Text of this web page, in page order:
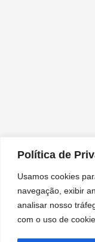
Política de
Usamos cookies
navegação, exibir
analisar nosso
com o uso de
35.842.274/0001-02.
Imigrar Brasil é uma
migratória. Não somos
Nossos serviços são